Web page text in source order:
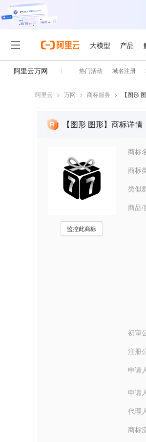
阿里云 > 万网 > 商标服务 > 【图形
【图形 图形】商标详情
监控此商标
商标
商标
类似
商品/
初审
注册
申请
申请
代理
商标